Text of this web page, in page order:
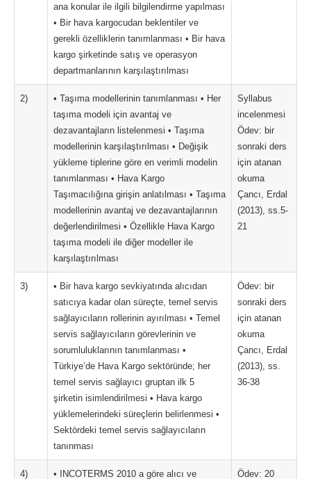
ana konular ile ilgili bilgilendirme yapılması
• Bir hava kargocudan beklentiler ve
gerekli özelliklerin tanımlanması • Bir hava
kargo şirketinde satış ve operasyon
departmanlarının karşılaştırılması
2)
• Taşıma modellerinin tanımlanması • Her
taşıma modeli için avantaj ve
dezavantajların listelenmesi • Taşıma
modellerinin karşılaştırılması • Değişik
yükleme tiplerine göre en verimli modelin
tanımlanması • Hava Kargo
Taşımacılığına girişin anlatılması • Taşıma
modellerinin avantaj ve dezavantajlarının
değerlendirilmesi • Özellikle Hava Kargo
taşıma modeli ile diğer modeller ile
karşılaştırılması
Syllabus
incelenmesi
Ödev: bir
sonraki ders
için atanan
okuma
Çancı, Erdal
(2013), ss.5-
21
3)
• Bir hava kargo sevkiyatında alıcıdan
satıcıya kadar olan süreçte, temel servis
sağlayıcıların rollerinin ayırılması • Temel
servis sağlayıcıların görevlerinin ve
sorumluluklarının tanımlanması •
Türkiye’de Hava Kargo sektöründe; her
temel servis sağlayıcı gruptan ilk 5
şirketin isimlendirilmesi • Hava kargo
yüklemelerindeki süreçlerin belirlenmesi •
Sektördeki temel servis sağlayıcıların
tanınması
Ödev: bir
sonraki ders
için atanan
okuma
Çancı, Erdal
(2013), ss.
36-38
4)
• INCOTERMS 2010 a göre alıcı ve
Ödev: 20